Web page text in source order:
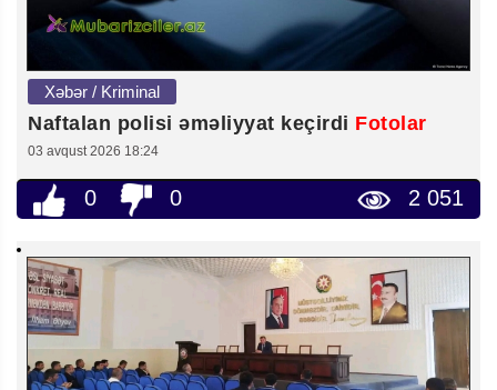
Xəbər / Kriminal
Naftalan polisi əməliyyat keçirdi Fotolar
03 avqust 2026 18:24
0 0 2 051